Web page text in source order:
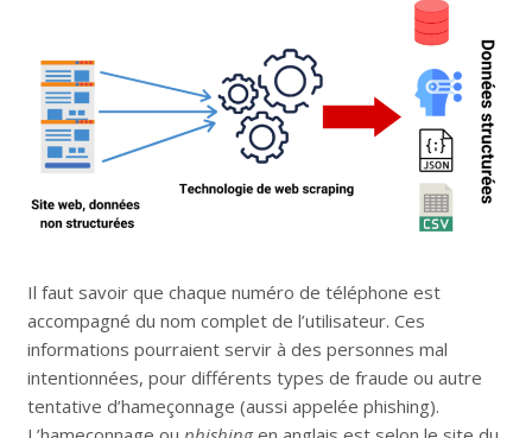
Il faut savoir que chaque numéro de téléphone est
accompagné du nom complet de l’utilisateur. Ces
informations pourraient servir à des personnes mal
intentionnées, pour différents types de fraude ou autre
tentative d’hameçonnage (aussi appelée phishing).